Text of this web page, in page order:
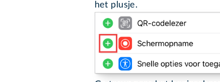
het plusje.